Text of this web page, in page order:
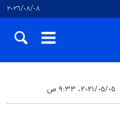
٠٨‏/٠٨‏/٢٠٢٦
٠٥‏/٠٥‏/٢٠٢١، ٩:٣٣ ص